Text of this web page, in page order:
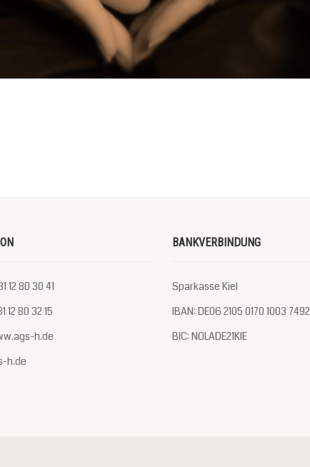
12 80 30 41
12 80 32 15
h.de
h.de
BANKVERBINDUNG
Sparkasse Kiel
IBAN: DE06 2105 0170 1003
BIC: NOLADE21KIE